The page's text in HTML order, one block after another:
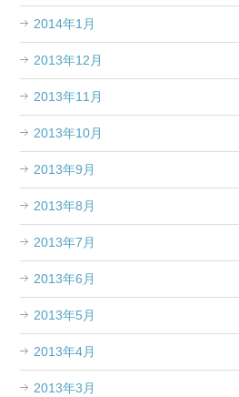
2014年1月
2013年12月
2013年11月
2013年10月
2013年9月
2013年8月
2013年7月
2013年6月
2013年5月
2013年4月
2013年3月